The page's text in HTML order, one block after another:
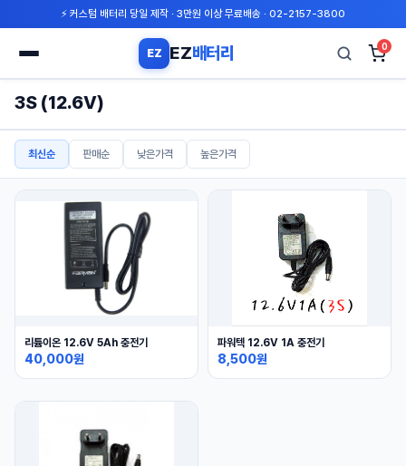
⚡ 커스텀 배터리 당일 제작 · 3만원 이상 무료배송 · 02-2157-3800
EZ EZ배터리 0
색
3S (12.6V)
최신순 판매순 낮은가격 높은가격
리튬이온 12.6V 5Ah 충전기
40,000원
파워텍 12.6V 1A 충전기
8,500원